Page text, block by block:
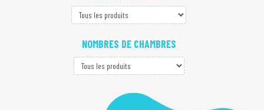
NOMBRES DE CHAMBRES